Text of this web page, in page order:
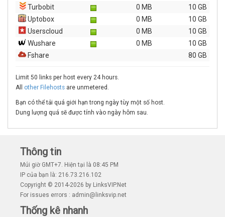
Turbobit
0 MB
10 GB
Uptobox
0 MB
10 GB
Userscloud
0 MB
10 GB
Wushare
0 MB
10 GB
Fshare
80 GB
Limit 50 links per host every 24 hours.
All other Filehosts are unmetered.
Bạn có thể tải quá giới hạn trong ngày tùy một số host.
Dung lượng quá sẽ được tính vào ngày hôm sau.
Thông tin
Múi giờ GMT+7. Hiện tại là 08:45 PM
IP của bạn là: 216.73.216.102
Copyright © 2014-2026 by LinksVIP.Net
For issues errors : admin@linksvip.net
Thống kê nhanh